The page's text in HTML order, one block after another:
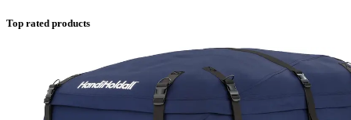
Top rated products